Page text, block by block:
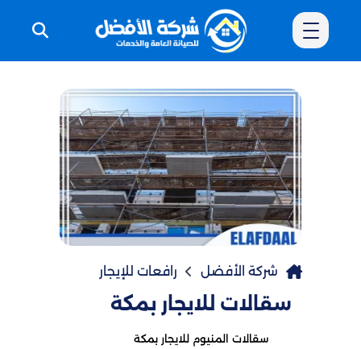
شركة الأفضل رافعات للإيجار
سقالات للايجار​ بمكة
سقالات المنيوم​ للايجار بمكة